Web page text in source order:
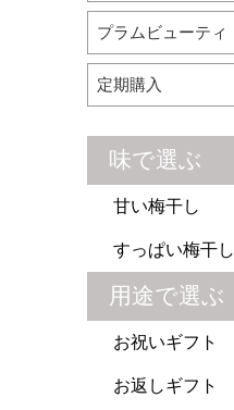
プラムビューティ
定期購入
味で選ぶ
甘い梅干し
すっぱい梅干し
用途で選ぶ
お祝いギフト
お返しギフト